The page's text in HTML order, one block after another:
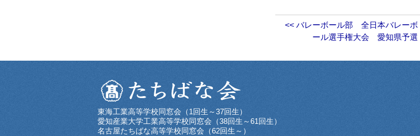
<< バレーボール部 全日本バレーボ
ール選手権大会 愛知県予選
東海工業高等学校同窓会（1回生～37回生）
愛知産業大学工業高等学校同窓会（38回生～61回生）
名古屋たちばな高等学校同窓会（62回生～）